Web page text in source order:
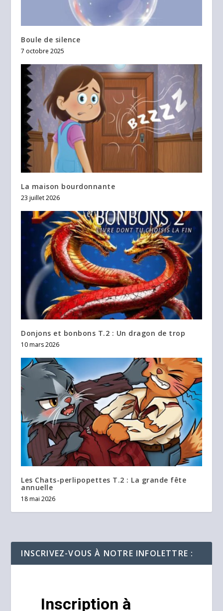
Boule de silence
7 octobre 2025
La maison bourdonnante
23 juillet 2026
Donjons et bonbons T.2 : Un dragon de trop
10 mars 2026
Les Chats-perlipopettes T.2 : La grande fête
annuelle
18 mai 2026
INSCRIVEZ-VOUS À NOTRE INFOLETTRE :